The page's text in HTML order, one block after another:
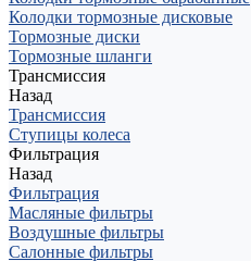
Колодки тормозные дисковые
Тормозные диски
Тормозные шланги
Трансмиссия
Назад
Трансмиссия
Ступицы колеса
Фильтрация
Назад
Фильтрация
Масляные фильтры
Воздушные фильтры
Салонные фильтры